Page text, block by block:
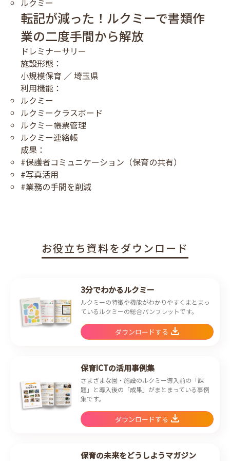
転記が減った！ルクミーで書類作
業の二度手間から解放
ドレミナーサリー
施設形態：
小規模保育 ／ 埼玉県
利用機能：
ルクミー
ルクミークラスボード
ルクミー帳票管理
ルクミー連絡帳
成果：
#保護者コミュニケーション（保育の共有）
#写真活用
#業務の手間を削減
お役立ち資料をダウンロード
3分でわかるルクミー
ルクミーの特徴や機能がわかりやすくまとまっ
ているルクミーの総合パンフレットです。
ダウンロードする
保育ICTの活用事例集
さまざまな園・施設のルクミー導入前の「課
題」と導入後の「成果」がまとまっている事例
集です。
ダウンロードする
保育の未来をどうしようマガジン